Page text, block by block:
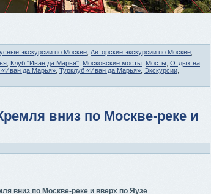
экскурсии по Москве Авторские экскурсии по Москве
Клуб "Иван да Марья" Московские мосты Мосты Отдых на
«Иван да Марья» Турклуб «Иван да Марья» Экскурсии
вниз по Москве-реке и
по Москве-реке и вверх по Яузе